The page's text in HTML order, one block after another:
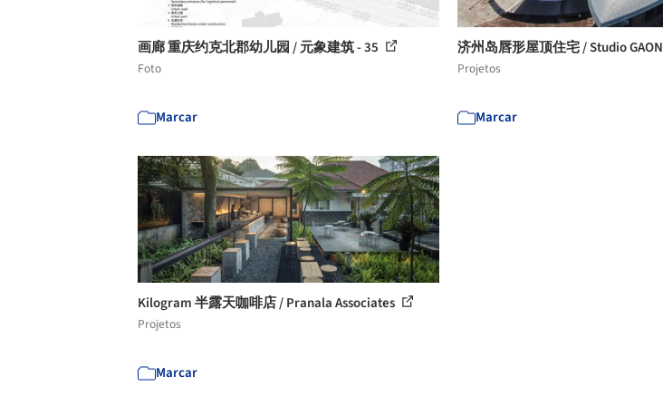
画廊 重庆约克北郡幼儿园 / 元象建筑 - 35
Foto
Marcar
济州岛唇形屋顶住宅 / Studio GAON
Projetos
Marcar
Kilogram 半露天咖啡店 / Pranala Associates
Projetos
Marcar